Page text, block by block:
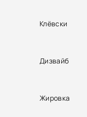
Клёвски
Дизвайб
Жировка